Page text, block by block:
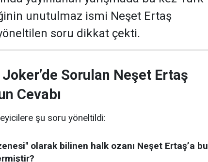
unutulmaz ismi Neşet Ertaş
soru dikkat çekti.
Joker’de Sorulan Neşet Ertaş
Cevabı
şu soru yöneltildi:
olarak bilinen halk ozanı Neşet Ertaş’a bu